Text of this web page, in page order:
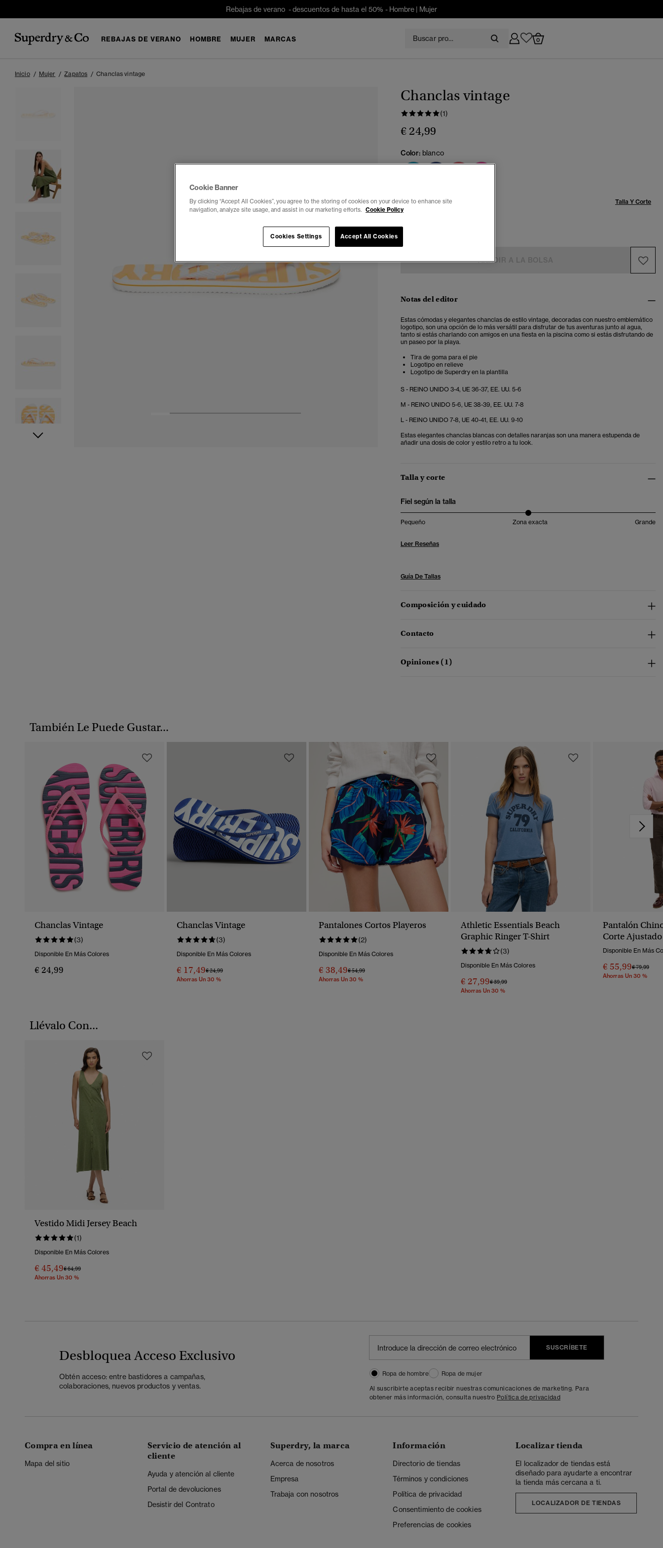
Rebajas de verano - descuentos de hasta el 50% - Hombre | Mujer
REBAJAS DE VERANO HOMBRE MUJER MARCAS 0
Inicio Mujer Zapatos Chanclas vintage
Chanclas vintage
(1)
€ 24,99
Color: blanco
Seleccionar Talla: Talla Y Corte
AÑADIR A LA BOLSA
Notas del editor
Estas cómodas y elegantes chanclas de estilo vintage, decoradas con nuestro emblemático
logotipo, son una opción de lo más versátil para disfrutar de tus aventuras junto al agua,
tanto si estás charlando con amigos en una fiesta en la piscina como si estás disfrutando de
un paseo por la playa.
Tira de goma para el pie
Logotipo en relieve
Logotipo de Superdry en la plantilla
S - REINO UNIDO 3-4, UE 36-37, EE. UU. 5-6
M - REINO UNIDO 5-6, UE 38-39, EE. UU. 7-8
L - REINO UNIDO 7-8, UE 40-41, EE. UU. 9-10
Estas elegantes chanclas blancas con detalles naranjas son una manera estupenda de
añadir una dosis de color y estilo retro a tu look.
Talla y corte
Fiel según la talla
Pequeño Zona exacta Grande
Leer Reseñas
Guía De Tallas
Composición y cuidado
Contacto
Opiniones (1)
También Le Puede Gustar...
Chanclas Vintage
(3)
Disponible En Más Colores
€ 24,99
Chanclas Vintage
(3)
Disponible En Más Colores
€ 17,49Precio Rebajado De
€ 24,99A
Ahorras Un 30 %
Pantalones Cortos Playeros
(2)
Disponible En Más Colores
€ 38,49Precio Rebajado De
€ 54,99A
Ahorras Un 30 %
Athletic Essentials Beach
Graphic Ringer T-Shirt
(3)
Disponible En Más Colores
€ 27,99Precio Rebajado De
€ 39,99A
Ahorras Un 30 %
Pantalón
Corte Ajustado
Disponible En Más
€ 55,99Precio
€ 79,99A
Ahorras Un 30 %
Llévalo Con...
Vestido Midi Jersey Beach
(1)
Disponible En Más Colores
€ 45,49Precio Rebajado De
€ 64,99A
Ahorras Un 30 %
Desbloquea Acceso Exclusivo
Obtén acceso: entre bastidores a campañas,
colaboraciones, nuevos productos y ventas.
SUSCRÍBETE
Ropa de hombre
Ropa de mujer
Al suscribirte aceptas recibir nuestras comunicaciones de marketing. Para
obtener más información, consulta nuestro Política de privacidad
Compra en línea
Mapa del sitio
Servicio de atención al
cliente
Ayuda y atención al cliente
Portal de devoluciones
Desistir del Contrato
Superdry, la marca
Acerca de nosotros
Empresa
Trabaja con nosotros
Información
Directorio de tiendas
Términos y condiciones
Política de privacidad
Consentimiento de cookies
Preferencias de cookies
Localizar tienda
El localizador de tiendas está
diseñado para ayudarte a encontrar
la tienda más cercana a ti.
LOCALIZADOR DE TIENDAS
Cookie Banner
By clicking “Accept All Cookies”, you agree to the storing of cookies on your device to enhance site
navigation, analyze site usage, and assist in our marketing efforts. Cookie Policy
Accept All Cookies
Cookies Settings